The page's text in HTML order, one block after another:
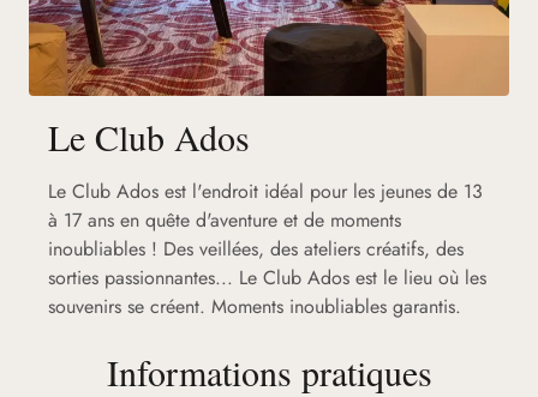
Le Club Ados
Le Club Ados est l'endroit idéal pour les jeunes de 13
à 17 ans en quête d'aventure et de moments
inoubliables ! Des veillées, des ateliers créatifs, des
sorties passionnantes... Le Club Ados est le lieu où les
souvenirs se créent. Moments inoubliables garantis.
Informations pratiques